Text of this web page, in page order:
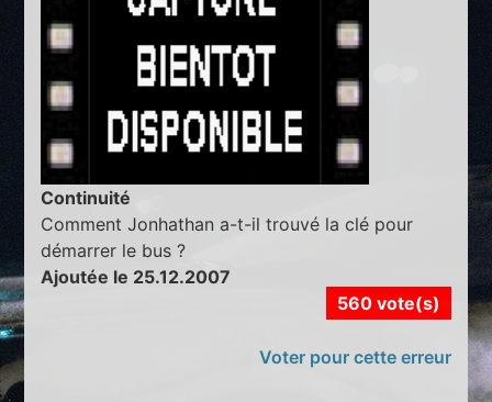
Continuité
Comment Jonhathan a-t-il trouvé la clé pour
démarrer le bus ?
Ajoutée le 25.12.2007
560 vote(s)
Voter pour cette erreur